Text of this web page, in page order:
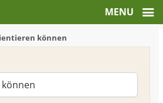
können